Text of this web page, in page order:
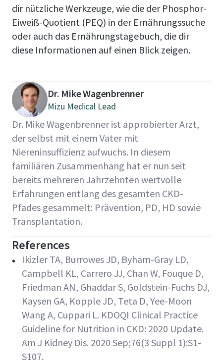
dir nützliche Werkzeuge, wie die der Phosphor-
Eiweiß-Quotient (PEQ) in der Ernährungssuche
oder auch das Ernährungstagebuch, die dir
diese Informationen auf einen Blick zeigen.
Dr. Mike Wagenbrenner
Mizu Medical Lead
Dr. Mike Wagenbrenner ist approbierter Arzt,
der selbst mit einem Vater mit
Niereninsuffizienz aufwuchs. In diesem
familiären Zusammenhang hat er nun seit
bereits mehreren Jahrzehnten wertvolle
Erfahrungen entlang des gesamten CKD-
Pfades gesammelt: Prävention, PD, HD sowie
Transplantation.
References
Ikizler TA, Burrowes JD, Byham-Gray LD,
Campbell KL, Carrero JJ, Chan W, Fouque D,
Friedman AN, Ghaddar S, Goldstein-Fuchs DJ,
Kaysen GA, Kopple JD, Teta D, Yee-Moon
Wang A, Cuppari L. KDOQI Clinical Practice
Guideline for Nutrition in CKD: 2020 Update.
Am J Kidney Dis. 2020 Sep;76(3 Suppl 1):S1-
S107.